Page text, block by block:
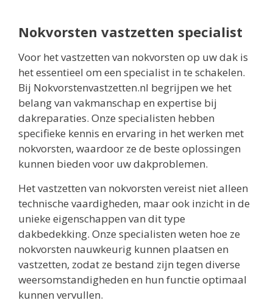
Nokvorsten vastzetten specialist
Voor het vastzetten van nokvorsten op uw dak is
het essentieel om een specialist in te schakelen.
Bij Nokvorstenvastzetten.nl begrijpen we het
belang van vakmanschap en expertise bij
dakreparaties. Onze specialisten hebben
specifieke kennis en ervaring in het werken met
nokvorsten, waardoor ze de beste oplossingen
kunnen bieden voor uw dakproblemen.
Het vastzetten van nokvorsten vereist niet alleen
technische vaardigheden, maar ook inzicht in de
unieke eigenschappen van dit type
dakbedekking. Onze specialisten weten hoe ze
nokvorsten nauwkeurig kunnen plaatsen en
vastzetten, zodat ze bestand zijn tegen diverse
weersomstandigheden en hun functie optimaal
kunnen vervullen.